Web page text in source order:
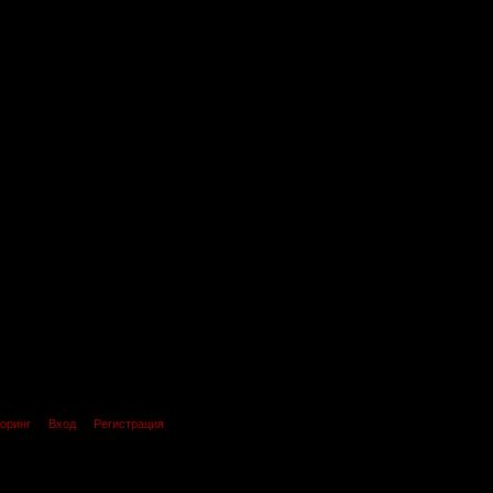
Вход Регистрация